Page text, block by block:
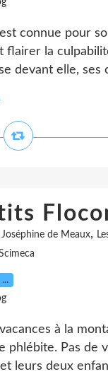
connue pour
la
devant elle, ses
Joséphine de Meaux,
…
à la
phlébite. Pas de
leurs deux